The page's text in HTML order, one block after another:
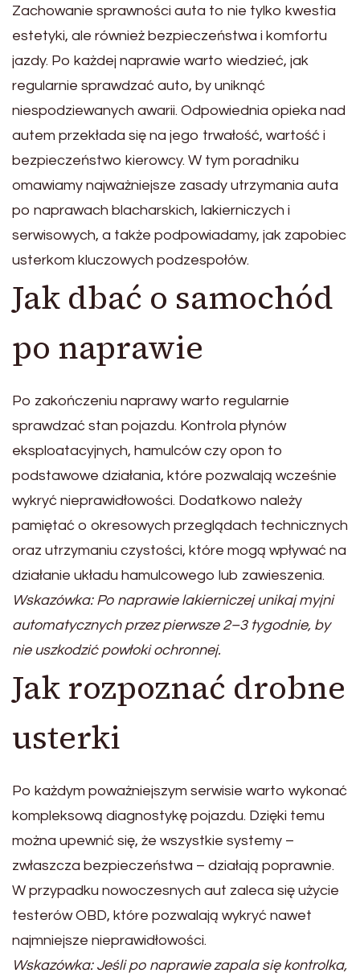
Zachowanie sprawności auta to nie tylko kwestia
estetyki, ale również bezpieczeństwa i komfortu
jazdy. Po każdej naprawie warto wiedzieć, jak
regularnie sprawdzać auto, by uniknąć
niespodziewanych awarii. Odpowiednia opieka nad
autem przekłada się na jego trwałość, wartość i
bezpieczeństwo kierowcy. W tym poradniku
omawiamy najważniejsze zasady utrzymania auta
po naprawach blacharskich, lakierniczych i
serwisowych, a także podpowiadamy, jak zapobiec
usterkom kluczowych podzespołów.
Jak dbać o samochód
po naprawie
Po zakończeniu naprawy warto regularnie
sprawdzać stan pojazdu. Kontrola płynów
eksploatacyjnych, hamulców czy opon to
podstawowe działania, które pozwalają wcześnie
wykryć nieprawidłowości. Dodatkowo należy
pamiętać o okresowych przeglądach technicznych
oraz utrzymaniu czystości, które mogą wpływać na
działanie układu hamulcowego lub zawieszenia.
Wskazówka: Po naprawie lakierniczej unikaj myjni
automatycznych przez pierwsze 2–3 tygodnie, by
nie uszkodzić powłoki ochronnej.
Jak rozpoznać drobne
usterki
Po każdym poważniejszym serwisie warto wykonać
kompleksową diagnostykę pojazdu. Dzięki temu
można upewnić się, że wszystkie systemy –
zwłaszcza bezpieczeństwa – działają poprawnie.
W przypadku nowoczesnych aut zaleca się użycie
testerów OBD, które pozwalają wykryć nawet
najmniejsze nieprawidłowości.
Wskazówka: Jeśli po naprawie zapala się kontrolka,